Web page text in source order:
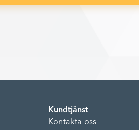
Kundtjänst
Kontakta oss